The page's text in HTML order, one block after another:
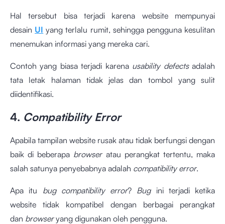
Hal tersebut bisa terjadi karena website mempunyai
desain UI yang terlalu rumit, sehingga pengguna kesulitan
menemukan informasi yang mereka cari.
Contoh yang biasa terjadi karena usability defectsadalah
tata letak halaman tidak jelas dan tombol yang sulit
diidentifikasi.
4. Compatibility Error
Apabila tampilan website rusak atau tidak berfungsi dengan
baik di beberapa browseratau perangkat tertentu, maka
salah satunya penyebabnya adalah compatibility error.
Apa itu bug compatibility error? Bugini terjadi ketika
website tidak kompatibel dengan berbagai perangkat
dan browseryang digunakan oleh pengguna.